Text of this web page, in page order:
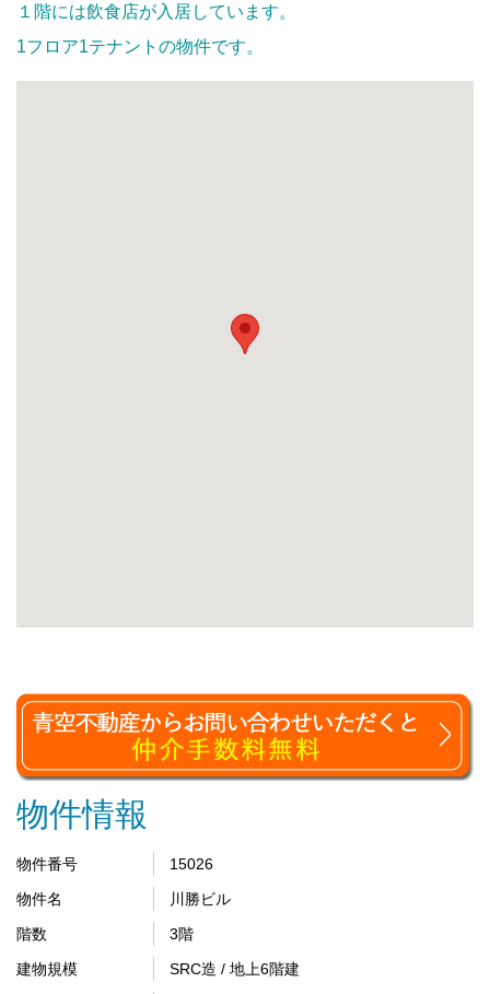
１階には飲食店が入居しています。
1フロア1テナントの物件です。
物件情報
物件番号
15026
物件名
川勝ビル
階数
3階
建物規模
SRC造 / 地上6階建